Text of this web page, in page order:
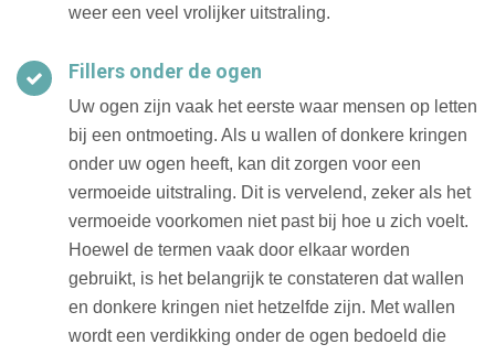
weer een veel vrolijker uitstraling.
Fillers onder de ogen
Uw ogen zijn vaak het eerste waar mensen op letten
bij een ontmoeting. Als u wallen of donkere kringen
onder uw ogen heeft, kan dit zorgen voor een
vermoeide uitstraling. Dit is vervelend, zeker als het
vermoeide voorkomen niet past bij hoe u zich voelt.
Hoewel de termen vaak door elkaar worden
gebruikt, is het belangrijk te constateren dat wallen
en donkere kringen niet hetzelfde zijn. Met wallen
wordt een verdikking onder de ogen bedoeld die